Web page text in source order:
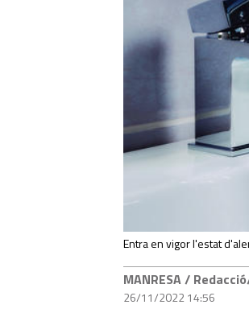
Entra en vigor l'estat
MANRESA/
26/11/2022 14:56